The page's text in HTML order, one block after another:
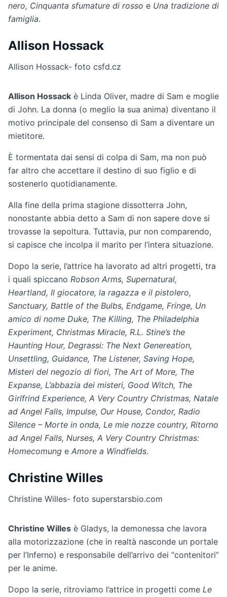
nero, Cinquanta sfumature di rosso e Una tradizione di
famiglia.
Allison Hossack
Allison Hossack- foto csfd.cz
Allison Hossack è Linda Oliver, madre di Sam e moglie
di John. La donna (o meglio la sua anima) diventano il
motivo principale del consenso di Sam a diventare un
mietitore.
È tormentata dai sensi di colpa di Sam, ma non può
far altro che accettare il destino di suo figlio e di
sostenerlo quotidianamente.
Alla fine della prima stagione dissotterra John,
nonostante abbia detto a Sam di non sapere dove si
trovasse la sepoltura. Tuttavia, pur non comparendo,
si capisce che incolpa il marito per l’intera situazione.
Dopo la serie, l’attrice ha lavorato ad altri progetti, tra
i quali spiccano Robson Arms, Supernatural,
Heartland, Il giocatore, la ragazza e il pistolero,
Sanctuary, Battle of the Bulbs, Endgame, Fringe, Un
amico di nome Duke, The Killing, The Philadelphia
Experiment, Christmas Miracle, R.L. Stine’s the
Haunting Hour, Degrassi: The Next Genereation,
Unsettling, Guidance, The Listener, Saving Hope,
Misteri del negozio di fiori, The Art of More, The
Expanse, L’abbazia dei misteri, Good Witch, The
Girlfrind Experience, A Very Country Christmas, Natale
ad Angel Falls, Impulse, Our House, Condor, Radio
Silence – Morte in onda, Le mie nozze country, Ritorno
ad Angel Falls, Nurses, A Very Country Christmas:
Homecomung e Amore a Windfields.
Christine Willes
Christine Willes- foto superstarsbio.com
Christine Willes è Gladys, la demonessa che lavora
alla motorizzazione (che in realtà nasconde un portale
per l’Inferno) e responsabile dell’arrivo dei “contenitori”
per le anime.
Dopo la serie, ritroviamo l’attrice in progetti come Le